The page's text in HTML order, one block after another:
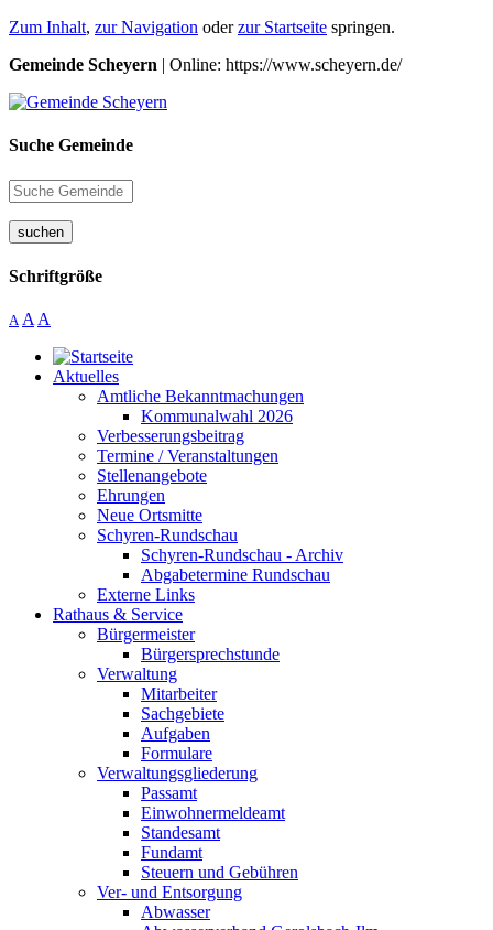
Zum Inhalt, zur Navigation oderzur Startseite springen.
Gemeinde Scheyern | Online: https://www.scheyern.de/
Suche Gemeinde
suchen
Schriftgröße
A A A
Aktuelles
Amtliche Bekanntmachungen
Kommunalwahl 2026
Verbesserungsbeitrag
Termine / Veranstaltungen
Stellenangebote
Ehrungen
Neue Ortsmitte
Schyren-Rundschau
Schyren-Rundschau - Archiv
Abgabetermine Rundschau
Externe Links
Rathaus & Service
Bürgermeister
Bürgersprechstunde
Verwaltung
Mitarbeiter
Sachgebiete
Aufgaben
Formulare
Verwaltungsgliederung
Passamt
Einwohnermeldeamt
Standesamt
Fundamt
Steuern und Gebühren
Ver- und Entsorgung
Abwasser